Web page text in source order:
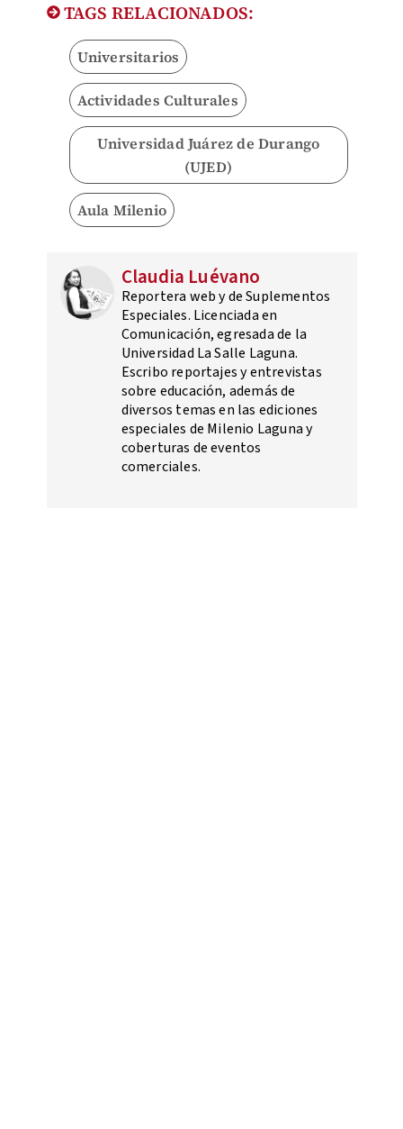
TAGS RELACIONADOS:
Universitarios
Actividades Culturales
Universidad Juárez de Durango
(UJED)
Aula Milenio
Claudia Luévano
Reportera web y de Suplementos
Especiales. Licenciada en
Comunicación, egresada de la
Universidad La Salle Laguna.
Escribo reportajes y entrevistas
sobre educación, además de
diversos temas en las ediciones
especiales de Milenio Laguna y
coberturas de eventos
comerciales.